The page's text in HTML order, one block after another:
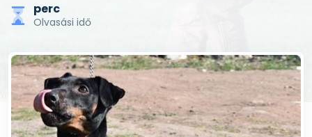
perc
Olvasási idő